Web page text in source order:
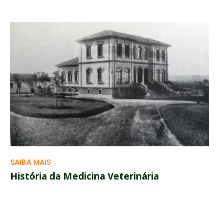
SAIBA MAIS
História da Medicina Veterinária